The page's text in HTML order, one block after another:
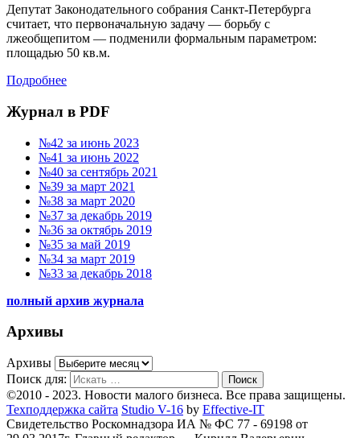
Депутат Законодательного собрания Санкт-Петербурга
считает, что первоначальную задачу — борьбу с
лжеобщепитом — подменили формальным параметром:
площадью 50 кв.м.
Подробнее
Журнал в PDF
№42 за июнь 2023
№41 за июнь 2022
№40 за сентябрь 2021
№39 за март 2021
№38 за март 2020
№37 за декабрь 2019
№36 за октябрь 2019
№35 за май 2019
№34 за март 2019
№33 за декабрь 2018
полный архив журнала
Архивы
Архивы
Поиск для:
Поиск
©2010 - 2023. Новости малого бизнеса. Все права защищены.
Техподдержка сайта Studio V-16 by Effective-IT
Свидетельство Роскомнадзора ИА № ФС 77 - 69198 от